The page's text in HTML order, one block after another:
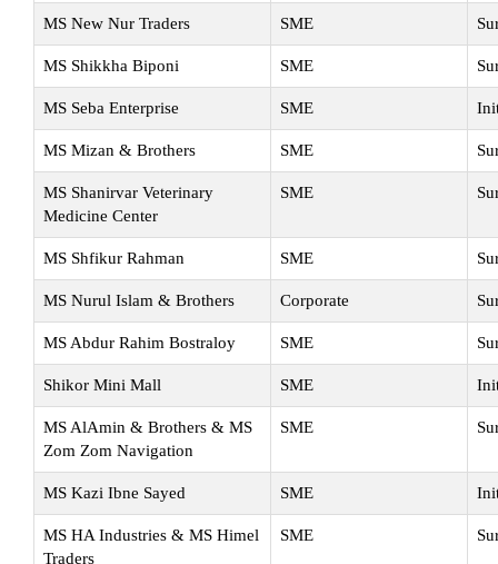
MS New Nur Traders SME
MS Shikkha Biponi SME
MS Seba Enterprise SME
MS Mizan & Brothers SME
MS Shanirvar Veterinary
Medicine Center
SME
MS Shfikur Rahman SME
MS Nurul Islam & Brothers Corporate
MS Abdur Rahim Bostraloy SME
Shikor Mini Mall SME
MS AlAmin & Brothers & MS
Zom Zom Navigation
SME
MS Kazi Ibne Sayed SME
MS HA Industries & MS Himel
Traders
SME